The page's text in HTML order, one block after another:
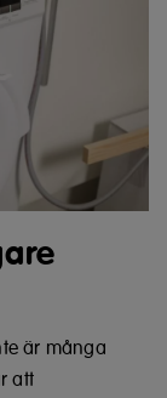
är många
att